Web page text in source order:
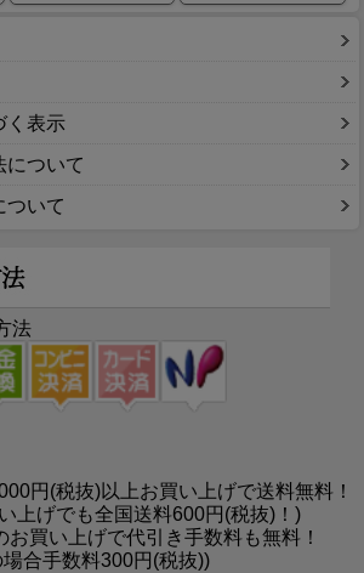
く表示
について
ついて
法
円(税抜)以上お買い上げで送料無料！
上げでも全国送料600円(税抜)！)
お買い上げで代引き手数料も無料！
合手数料300円(税抜))